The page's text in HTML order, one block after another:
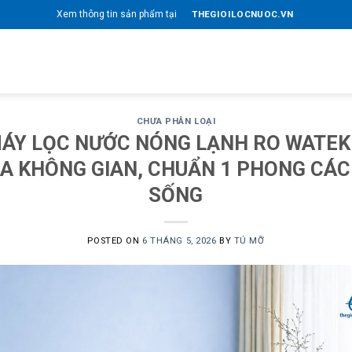
Xem thông tin sản phẩm tại THEGIOILOCNUOC.VN
CHƯA PHÂN LOẠI
LỌC NƯỚC NÓNG LẠNH RO
KHÔNG GIAN, CHUẨN 1 PHONG
SỐNG
POSTED ON 6 THÁNG 5, 2026 BY TÚ MỠ